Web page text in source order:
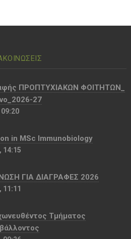
ΠΡΟΠΤΥΧΙΑΚΩΝ ΦΟΙΤΗΤΩΝ_
27
in MSc Immunobiology
14:15
ΓΙΑ ΔΙΑΓΡΑΦΕΣ 2026
11:11
Τμήματος